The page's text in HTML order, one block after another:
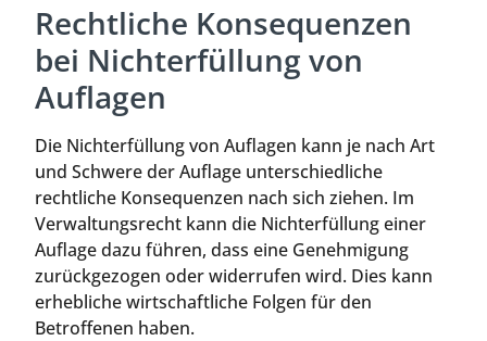
Rechtliche Konsequenzen
bei Nichterfüllung von
Auflagen
Die Nichterfüllung von Auflagen kann je nach Art
und Schwere der Auflage unterschiedliche
rechtliche Konsequenzen nach sich ziehen. Im
Verwaltungsrecht kann die Nichterfüllung einer
Auflage dazu führen, dass eine Genehmigung
zurückgezogen oder widerrufen wird. Dies kann
erhebliche wirtschaftliche Folgen für den
Betroffenen haben.